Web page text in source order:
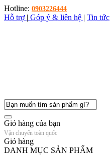
Hotline: 0903226444
Hỗ trợ | Góp ý & liên hệ | Tin tức
Giỏ hàng của bạn
Vận chuyển toàn quốc
Giỏ hàng
DANH MỤC SẢN PHẨM